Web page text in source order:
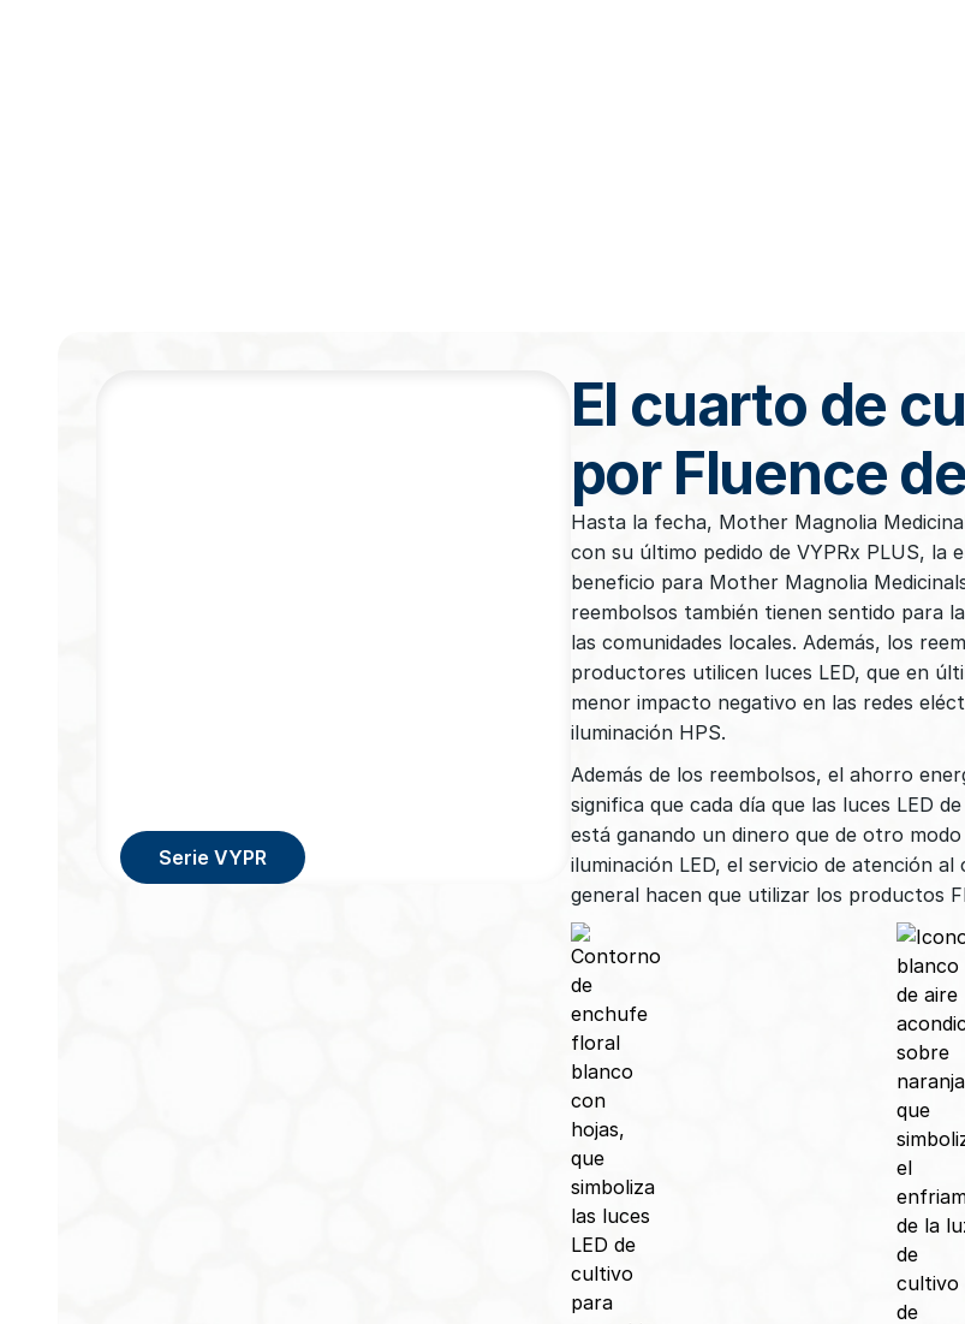
Serie VYPR
El cuarto de
por Fluence
Hasta la fecha, Mother Magnolia
con su último pedido de VYPRx PLUS, la
beneficio para Mother Magnolia
reembolsos también tienen sentido para
las comunidades locales. Además, los
productores utilicen luces LED, que en
menor impacto negativo en las redes
iluminación HPS.
Además de los reembolsos, el ahorro
significa que cada día que las luces LED
está ganando un dinero que de otro
iluminación LED, el servicio de atención
general hacen que utilizar los productos